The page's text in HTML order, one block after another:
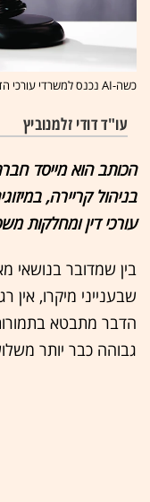
כשה-AI נכנס למשרדי עורכי הדין / צילום: Shutterstock
עו"ד דודי זלמנוביץ
בניהול קריירה,
עורכי דין ומחלקות
בין שמדובר בנושאי
שבענייני מיקרו, אין
הדבר מתבטא
גבוהה כבר יותר